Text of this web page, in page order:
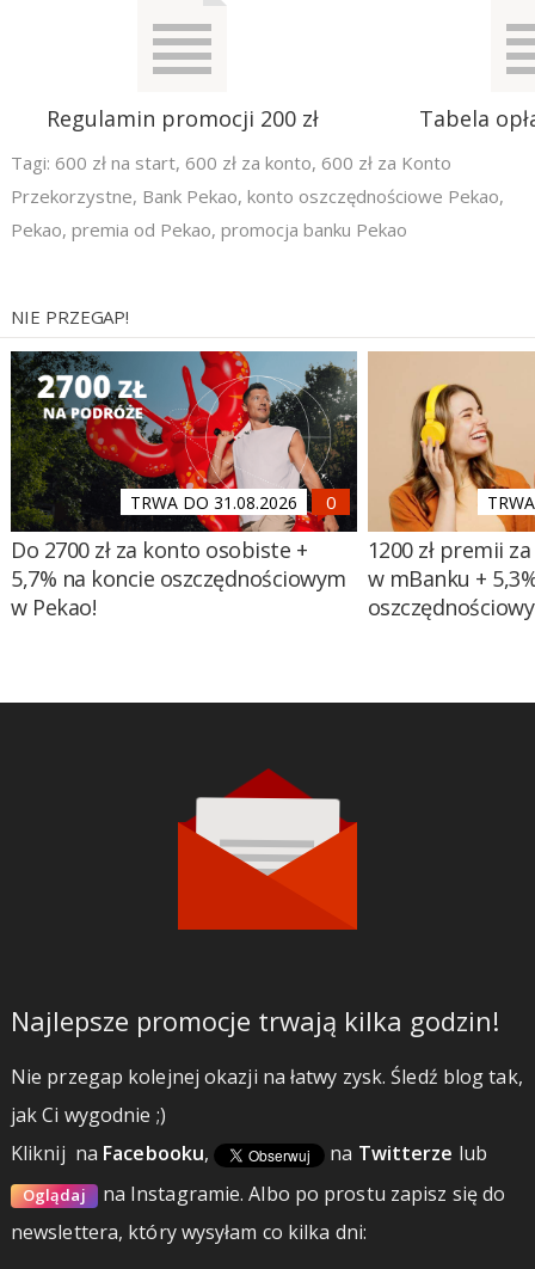
Regulamin promocji 200 zł Tabela
Tagi: 600 zł na start, 600 zł za konto, 600 zł za Konto
Przekorzystne, Bank Pekao, konto oszczędnościowe Pekao,
Pekao, premia od Pekao, promocja banku Pekao
NIE PRZEGAP!
TRWA DO 31.08.2026
Do 2700 zł za konto osobiste +
5,7% na koncie oszczędnościowym
w Pekao!
1200 zł premii
w mBanku +
Najlepsze promocje trwają kilka godzin!
Nie przegap kolejnej okazji na łatwy zysk. Śledź blog tak,
jak Ci wygodnie ;)
Kliknij na Facebooku, na Twitterze lub
Oglądaj na Instagramie.Albo po prostu zapisz się do
newslettera, który wysyłam co kilka dni: